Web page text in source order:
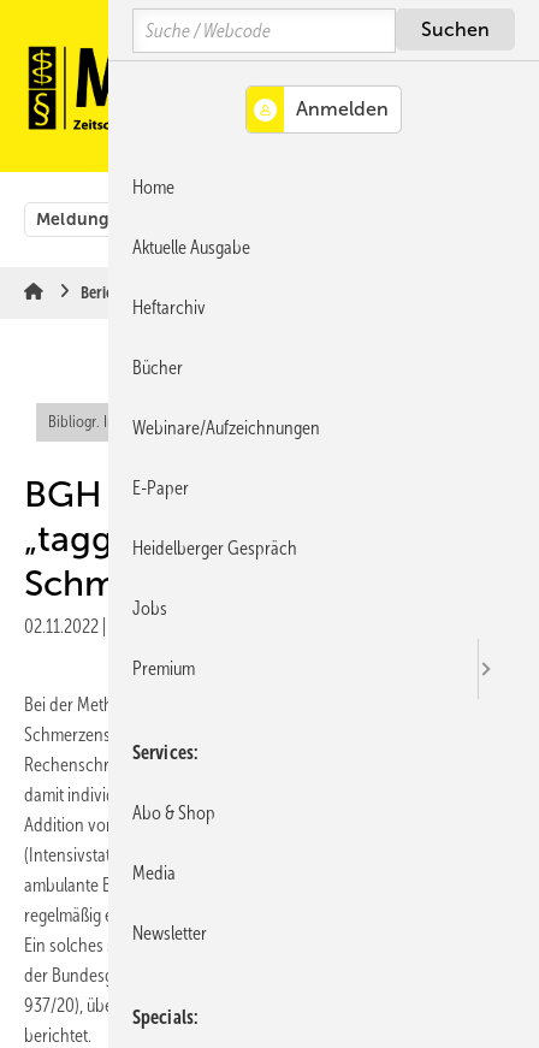
Hauptinhalt
Hauptmenü
SiteSearch
Meldungen
Berichte & Informationen
Bibliogr. Info (RIS)
BGH verwirft sog.
„taggenaue Berechnung“ des
Schmerzensgeldes
02.11.2022
Bei der Methode der sog. „taggenauen Berechnung“ des
Schmerzensgeldes ergibt sich dessen Höhe in einem ersten
Rechenschritt – unabhängig von der konkreten Verletzung und den
damit individuell einhergehenden Schmerzen – aus der bloßen
Addition von Tagessätzen, welche nach der Behandlungsphase
(Intensivstation, Normalstation, stationäre Reha-Maßnahme,
ambulante Behandlung zuhause, Dauerschaden) und der damit
regelmäßig einhergehenden Lebensbeeinträchtigung gestaffelt sind.
Ein solches schematisches Vorgehen ist jedoch nicht zulässig, erklärt
der Bundesgerichtshof (BGH) mit Urteil vom 15.2.2022 (AZ: VI ZR
937/20), über welches die Fachzeitschrift „Versicherungsrecht“
berichtet.
Search
Home
Aktuelle Ausgabe
Heftarchiv
Bücher
Webinare/Aufzeichnungen
E-Paper
Heidelberger Gespräch
Jobs
Premium
Services
Abo & Shop
Media
Newsletter
Specials